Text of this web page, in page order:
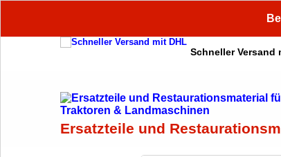
Schneller Versand
Ersatzteile und